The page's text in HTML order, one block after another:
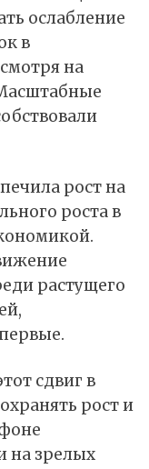
ослабление
в
на
рост на
роста в
растущего
сдвиг в
рост и
на зрелых